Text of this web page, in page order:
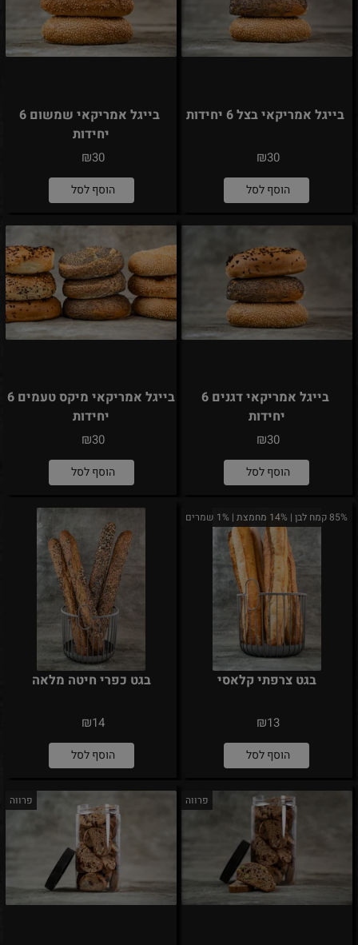
בייגל אמריקאי בצל 6 יחידות
₪30
הוסף לסל
בייגל אמריקאי שמשום 6
יחידות
₪30
הוסף לסל
בייגל אמריקאי דגנים 6
יחידות
₪30
הוסף לסל
בייגל אמריקאי מיקס טעמים 6
יחידות
₪30
הוסף לסל
85% קמח לבן | 14% מחמצת | 1% שמרים
בגט צרפתי קלאסי
₪13
הוסף לסל
בגט כפרי חיטה מלאה
₪14
הוסף לסל
פרווה פרווה